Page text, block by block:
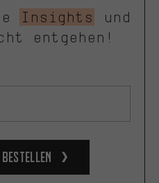
Insights
und
entgehen!